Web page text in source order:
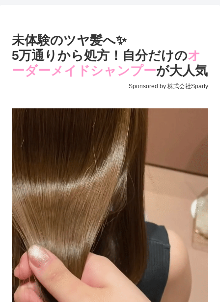
未体験のツヤ髪へ✨
5万通りから処方！自分だけのオ
ーダーメイドシャンプーが大人気
Sponsored by 株式会社Sparty